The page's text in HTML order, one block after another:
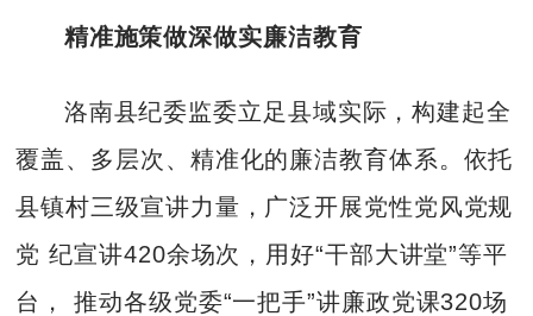
精准施策做深做实廉洁教育
洛南县纪委监委立足县域实际，构建起全
覆盖、多层次、精准化的廉洁教育体系。依托
县镇村三级宣讲力量，广泛开展党性党风党规
党 纪宣讲420余场次，用好“干部大讲堂”等平
台， 推动各级党委“一把手”讲廉政党课320场